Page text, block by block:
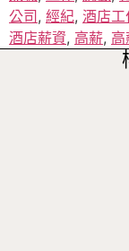
公司 , 經紀, 酒店工
酒店薪資, 高薪, 高